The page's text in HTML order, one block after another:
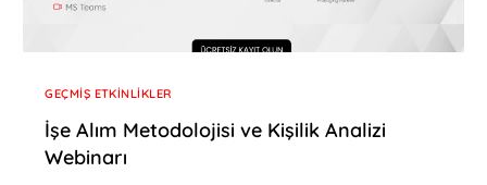
GEÇMIŞ ETKINLIKLER
İşe Alım Metodolojisi ve Kişilik Analizi
Webinarı